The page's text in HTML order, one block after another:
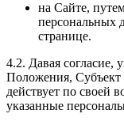
на Сайте,
персональных
странице.
4.2. Давая согласие,
Положения, Субъект
действует по своей
указанные